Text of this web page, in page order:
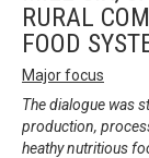
RURAL
FOOD
Major focus
The dialogue was
production,
heathy nutritious